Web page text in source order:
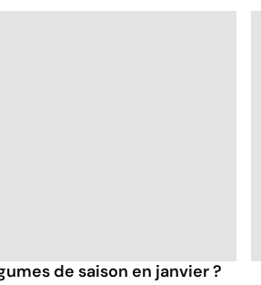
de saison en janvier ?